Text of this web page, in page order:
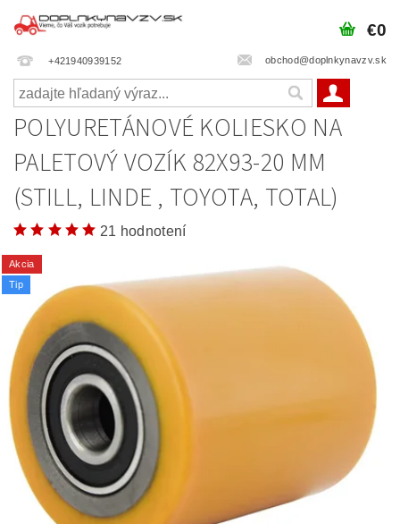
+421940939152 obchod@doplnkynavzv.sk
€0
POLYURETÁNOVÉ KOLIESKO NA
PALETOVÝ VOZÍK 82X93-20 MM
(STILL, LINDE , TOYOTA, TOTAL)
21 hodnotení
Akcia
Tip